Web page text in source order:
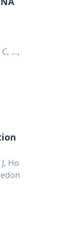
…,
Ho